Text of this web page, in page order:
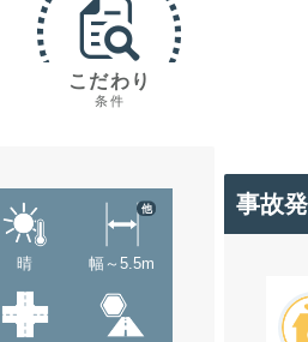
こだわり
条件
晴 幅～5.5m
他 事故